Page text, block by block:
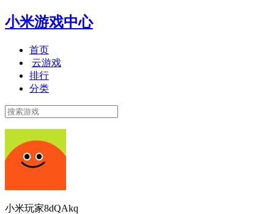
小米游戏中心
首页
云游戏
排行
分类
小米玩家8dQAkq